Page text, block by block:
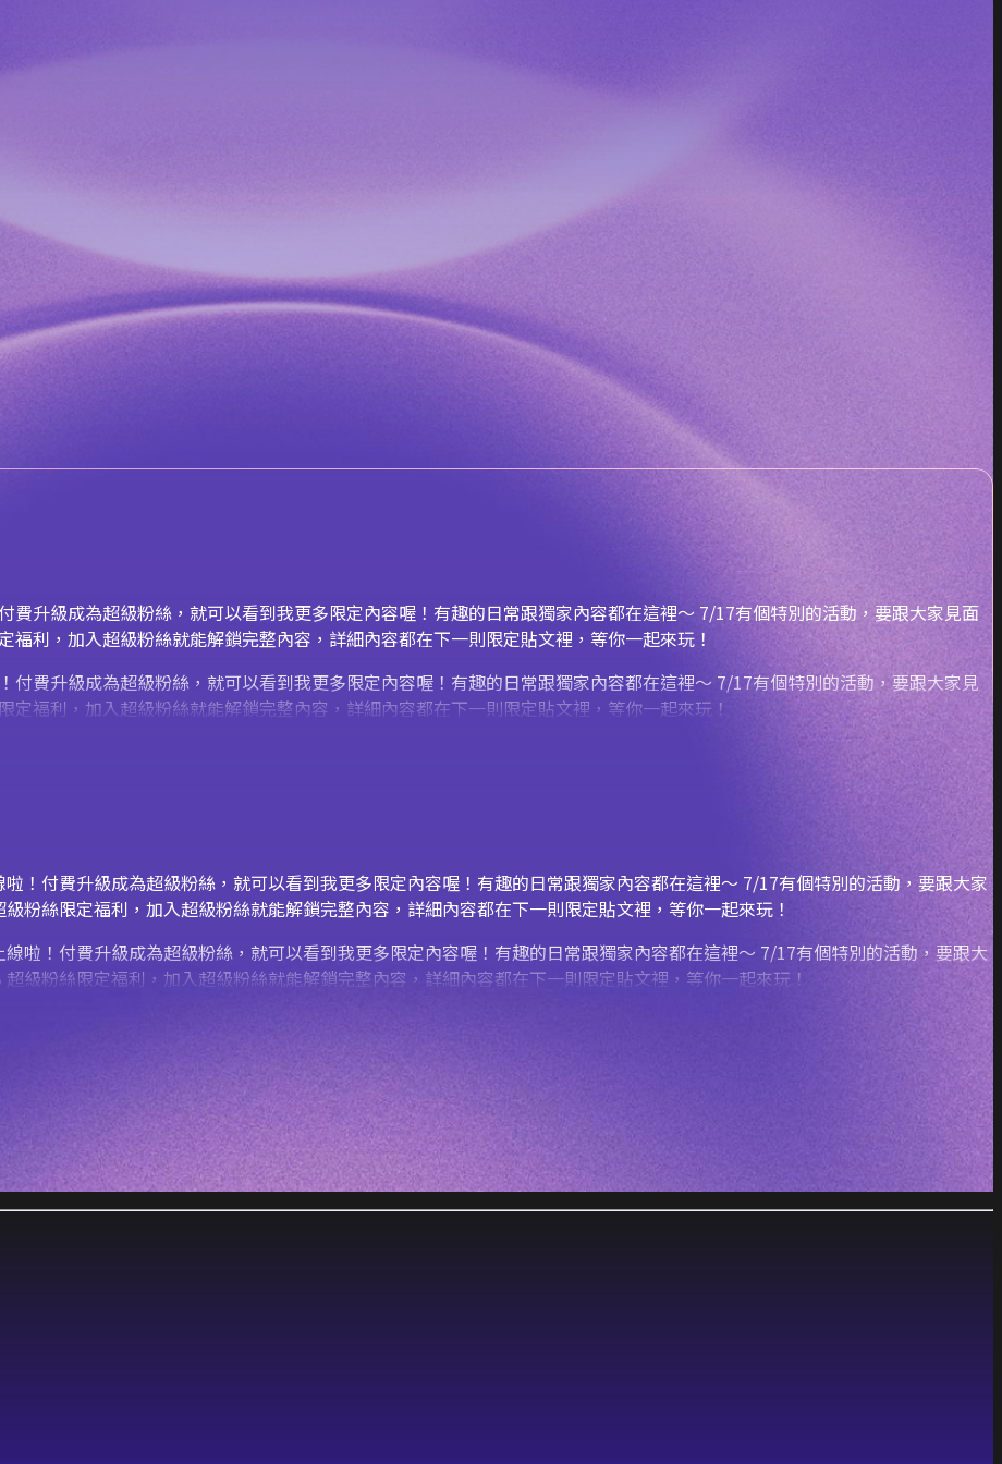
費升級成為超級粉絲，就可以看到我更多限定內容喔！有趣的日常跟獨家內容都在這裡～ 7/17有個特別的活動，要跟大家見面
利，加入超級粉絲就能解鎖完整內容，詳細內容都在下一則限定貼文裡，等你一起來玩！
！付費升級成為超級粉絲，就可以看到我更多限定內容喔！有趣的日常跟獨家內容都在這裡～ 7/17有個特別的活動，要跟大家
粉絲限定福利，加入超級粉絲就能解鎖完整內容，詳細內容都在下一則限定貼文裡，等你一起來玩！